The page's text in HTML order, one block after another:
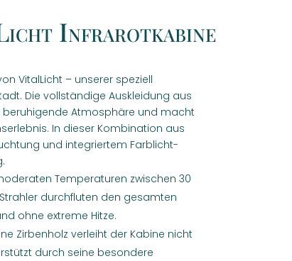
Infrarotkabine
VitalLicht – unserer speziell
Die vollständige Auskleidung aus
beruhigende Atmosphäre und macht
In dieser Kombination aus
und integriertem Farblicht-
Temperaturen zwischen 30
durchfluten den gesamten
ohne extreme Hitze.
Zirbenholz verleiht der Kabine nicht
durch seine besondere